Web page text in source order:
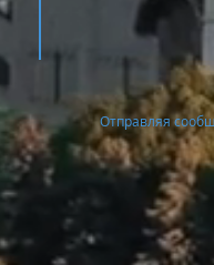
Отправляя